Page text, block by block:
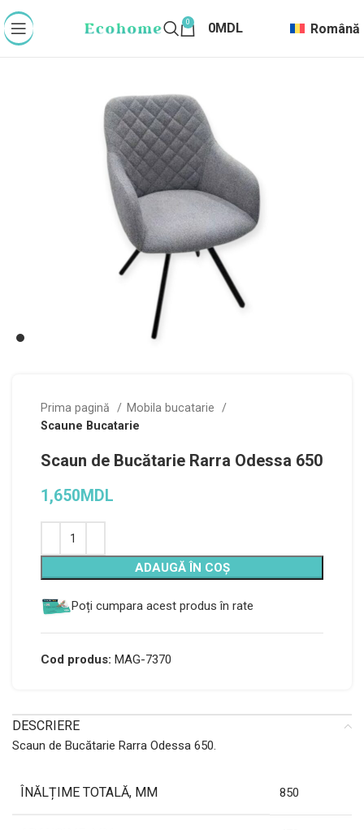
0 0MDL Română
Prima pagină
Mobila bucatarie
Scaune Bucatarie
Scaun de Bucătarie Rarra Odessa 650
1,650MDL
ADAUGĂ ÎN COȘ
Alternative:
Poți cumpara acest produs în rate
Cod produs: MAG-7370
DESCRIERE
Scaun de Bucătarie Rarra Odessa 650.
ÎNĂLȚIME TOTALĂ, MM 850